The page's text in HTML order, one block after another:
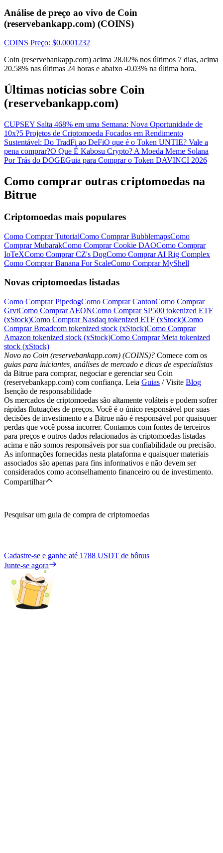
Análise de preço ao vivo de Coin
(reservebankapp.com) (COINS)
COINS Preço: $0.0001232
Coin (reservebankapp.com) acima 28.02% nos últimos 7 dias, acima
20.58% nas últimas 24 horas e abaixo -0.03% na última hora.
Últimas notícias sobre Coin
(reservebankapp.com)
CUPSEY Salta 468% em uma Semana: Nova Oportunidade de
10x?5 Projetos de Criptomoeda Focados em Rendimento
Sustentável: Do TradFi ao DeFiO que é o Token UNTIE? Vale a
pena comprar?O Que É Kabosu Crypto? A Moeda Meme Solana
Por Trás do DOGEGuia para Comprar o Token DAVINCI 2026
Como comprar outras criptomoedas na
Bitrue
Criptomoedas mais populares
Como Comprar TutorialComo Comprar BubblemapsComo
Comprar MubarakComo Comprar Cookie DAOComo Comprar
IoTeXComo Comprar CZ's DogComo Comprar AI Rig Complex
Como Comprar Banana For ScaleComo Comprar MyShell
Novas criptomoedas listadas
Como Comprar PipedogComo Comprar CantonComo Comprar
GrvtComo Comprar AEONComo Comprar SP500 tokenized ETF
(xStock)Como Comprar Nasdaq tokenized ETF (xStock)Como
Comprar Broadcom tokenized stock (xStock)Como Comprar
Amazon tokenized stock (xStock)Como Comprar Meta tokenized
stock (xStock)
Novo no Coin (reservebankapp.com) (COINS)? Comece com os
guias para iniciantes, análises de mercado e dicas de especialistas
da Bitrue para comprar, negociar e gerenciar seu Coin
(reservebankapp.com) com confiança. Leia Guias / Visite Blog
Isenção de responsabilidade
Os mercados de criptomoedas são altamente voláteis e podem sofrer
rápidas flutuações de preços. Você é o único responsável por suas
decisões de investimento e a Bitrue não é responsável por quaisquer
perdas que você possa incorrer. Contamos com fontes de terceiros
para preços e outros dados relacionados às criptomoedas listadas
acima e não somos responsáveis por sua confiabilidade ou precisão.
As informações fornecidas nesta plataforma e quaisquer materiais
associados são apenas para fins informativos e não devem ser
considerados como aconselhamento financeiro ou de investimento.
Compartilhar
Pesquisar um guia de compra de criptomoedas
Cadastre-se e ganhe até 1788 USDT de bônus
Junte-se agora